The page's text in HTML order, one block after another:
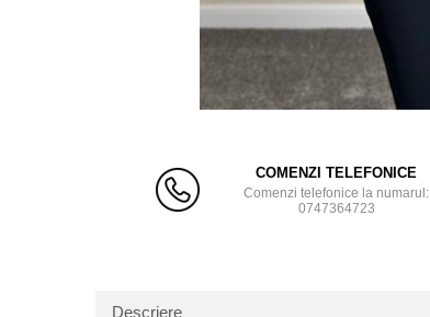
COMENZI TELEFONICE
Comenzi telefonice la numarul:
0747364723
Descriere